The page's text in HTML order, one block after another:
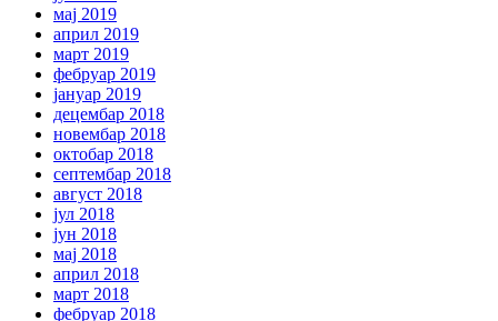
мај 2019
април 2019
март 2019
фебруар 2019
јануар 2019
децембар 2018
новембар 2018
октобар 2018
септембар 2018
август 2018
јул 2018
јун 2018
мај 2018
април 2018
март 2018
фебруар 2018